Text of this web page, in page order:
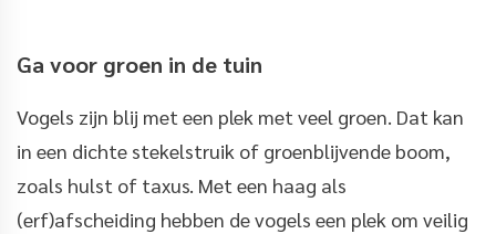
Ga voor groen in de tuin
Vogels zijn blij met een plek met veel groen. Dat kan
in een dichte stekelstruik of groenblijvende boom,
zoals hulst of taxus. Met een haag als
(erf)afscheiding hebben de vogels een plek om veilig